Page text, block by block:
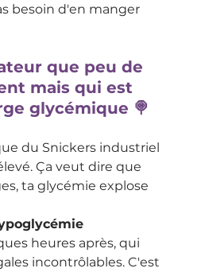
besoin d'en manger
que peu de
mais qui est
glycémique 🍭
du Snickers industriel
Ça veut dire que
ta glycémie explose
heures après, qui
incontrôlables. C'est